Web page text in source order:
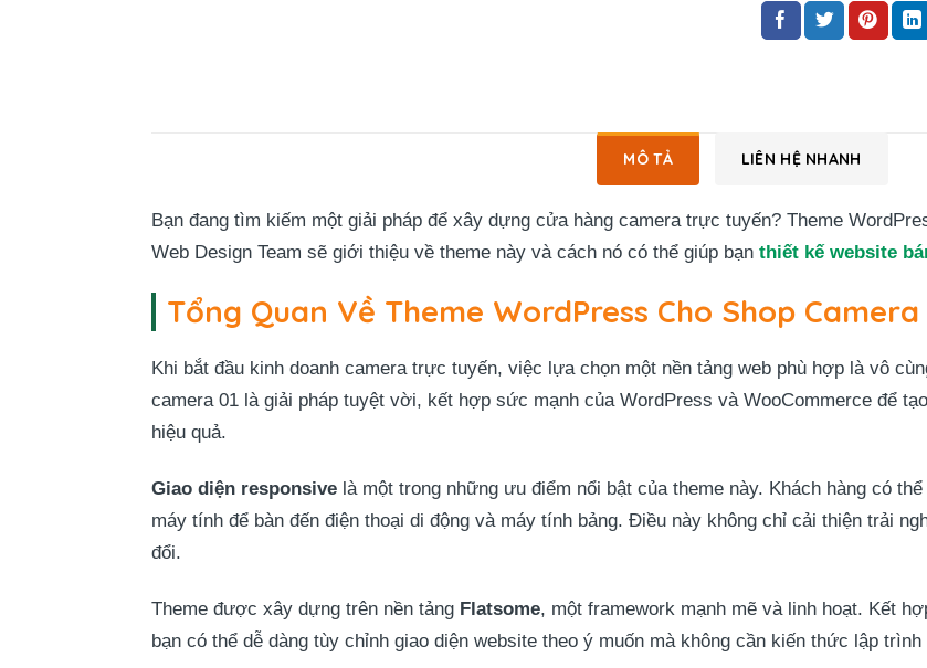
MÔ TẢ LIÊN HỆ NHANH
Bạn đang tìm kiếm một giải pháp để xây dựng cửa hàng camera trực tuyến? Theme
Web Design Team sẽ giới thiệu về theme này và cách nó có thể giúp bạn thiết kế website
Tổng Quan Về Theme WordPress Cho Shop Camera
Khi bắt đầu kinh doanh camera trực tuyến, việc lựa chọn một nền tảng web phù hợp là vô
camera 01 là giải pháp tuyệt vời, kết hợp sức mạnh của WordPress và WooCommerce để
hiệu quả.
Giao diện responsive là một trong những ưu điểm nổi bật của theme này. Khách hàng có
máy tính để bàn đến điện thoại di động và máy tính bảng. Điều này không chỉ cải thiện trải
đổi.
Theme được xây dựng trên nền tảng Flatsome, một framework mạnh mẽ và linh hoạt. Kết
bạn có thể dễ dàng tùy chỉnh giao diện website theo ý muốn mà không cần kiến thức lập trình